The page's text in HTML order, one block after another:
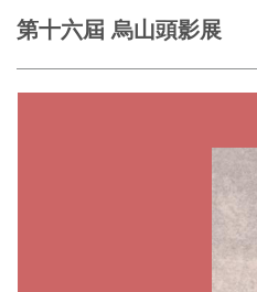
第十六屆 烏山頭影展